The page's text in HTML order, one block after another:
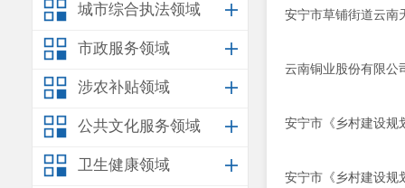
城市综合执法领域
市政服务领域
涉农补贴领域
公共文化服务领域
卫生健康领域
安宁市草铺街道云南
云南铜业股份有限公
安宁市《乡村建设规
安宁市《乡村建设规